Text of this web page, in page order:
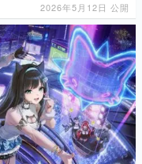
2026年5月12日 公開